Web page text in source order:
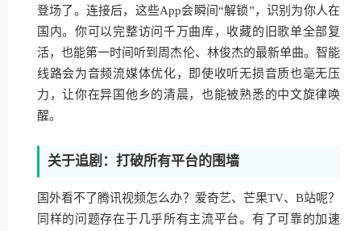
登场了。连接后，这些App会瞬间“解锁”，识别为你人在
国内。你可以完整访问千万曲库，收藏的旧歌单全部复
活，也能第一时间听到周杰伦、林俊杰的最新单曲。智能
线路会为音频流媒体优化，即使收听无损音质也毫无压
力，让你在异国他乡的清晨，也能被熟悉的中文旋律唤
醒。
关于追剧：打破所有平台的围墙
国外看不了腾讯视频怎么办？爱奇艺、芒果TV、B站呢？
同样的问题存在于几乎所有主流平台。有了可靠的加速